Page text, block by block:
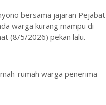
bersama jajaran Pejabat
warga kurang mampu di
(8/5/2026) pekan lalu.
rumah warga penerima